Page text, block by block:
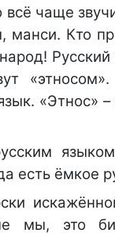
чаще
Кто
«Этнос»
есть ёмкое
мы, это